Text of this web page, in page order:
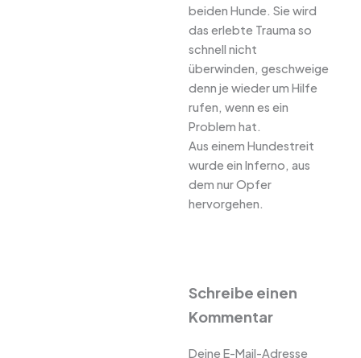
beiden Hunde. Sie wird
das erlebte Trauma so
schnell nicht
überwinden, geschweige
denn je wieder um Hilfe
rufen, wenn es ein
Problem hat.
Aus einem Hundestreit
wurde ein Inferno, aus
dem nur Opfer
hervorgehen.
Schreibe einen
Kommentar
Deine E-Mail-Adresse